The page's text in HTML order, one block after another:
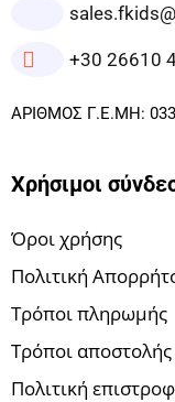
+30 26610
ΑΡΙΘΜΟΣ Γ.Ε.ΜΗ:
Χρήσιμοι
Όροι χρήσης
Πολιτική
Τρόποι πληρωμής
Τρόποι αποστολής
Πολιτική